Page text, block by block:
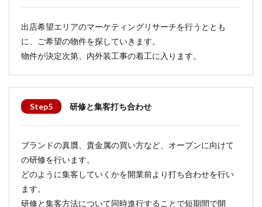
出店希望エリアのマーケティングリサーチを行うととも
に、ご希望の物件を探していきます。
物件が決定次第、内外装工事の着工に入ります。
Step5 研修と集客打ち合わせ
ブランドの真贋、貴金属の買い方など、オープンに向けて
の研修を行います。
どのように集客していくかを開業前より打ち合わせを行い
ます。
研修と集客方法について同時進行することで短期間で開